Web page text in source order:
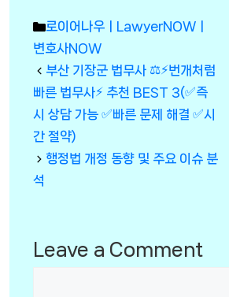
Categories
로이어나우ㅣLawyerNOWㅣ
변호사NOW
부산 기장군 법무사 ⚖️⚡번개처럼
빠른 법무사⚡ 추천 BEST 3(✅즉
시 상담 가능 ✅빠른 문제 해결 ✅시
간 절약)
행정법 개정 동향 및 주요 이슈 분
석
Leave a Comment